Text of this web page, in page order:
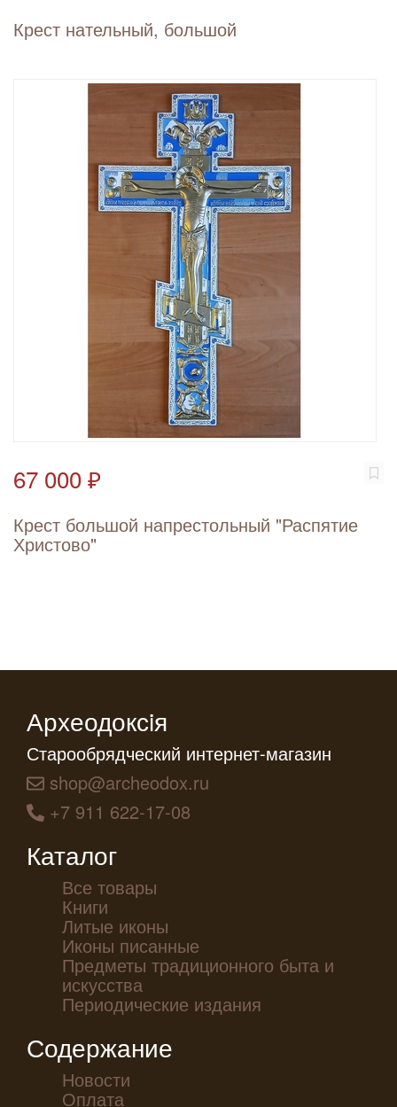
Крест нательный, большой
67 000 ₽
Крест большой напрестольный "Распятие
Христово"
Археодоксiя
Старообрядческий интернет-магазин
shop@archeodox.ru
+7 911 622-17-08
Каталог
Все товары
Книги
Литые иконы
Иконы писанные
Предметы традиционного быта и
искусства
Периодические издания
Содержание
Новости
Оплата